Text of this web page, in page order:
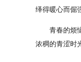
绎得暖心而倔
青春的烦恼
浓稠的青涩时